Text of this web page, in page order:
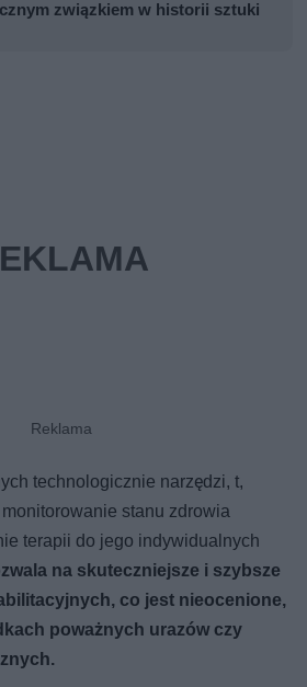
związkiem w historii sztuki
technologicznie narzędzi, t,
stanu zdrowia
terapii do jego indywidualnych
na skuteczniejsze i szybsze
co jest nieocenione,
poważnych urazów czy